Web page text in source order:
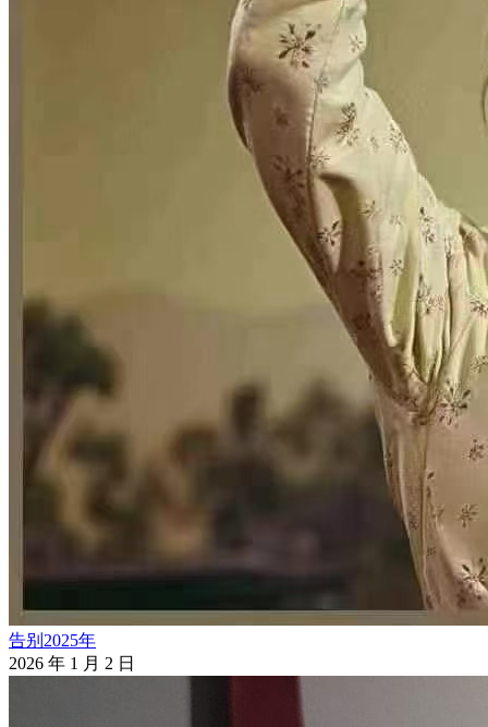
告别2025年
2026 年 1 月 2 日